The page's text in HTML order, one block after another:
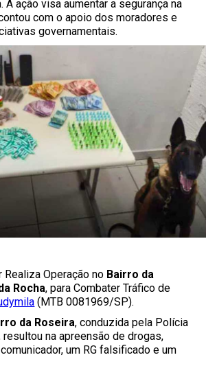
A ação visa aumentar a segurança na
com o apoio dos moradores e
governamentais.
Realiza Operação no Bairro da
Rocha, para Combater Tráfico de
(MTB 0081969/SP).
da Roseira, conduzida pela Polícia
resultou na apreensão de drogas,
um RG falsificado e um